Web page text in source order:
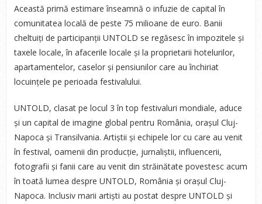
Această primă estimare înseamnă o infuzie de capital în
comunitatea locală de peste 75 milioane de euro. Banii
cheltuiți de participanții UNTOLD se regăsesc în impozitele și
taxele locale, în afacerile locale și la proprietarii hotelurilor,
apartamentelor, caselor și pensiunilor care au închiriat
locuințele pe perioada festivalului.
UNTOLD, clasat pe locul 3 în top festivaluri mondiale, aduce
și un capital de imagine global pentru România, orașul Cluj-
Napoca și Transilvania. Artiștii și echipele lor cu care au venit
în festival, oamenii din producție, jurnaliștii, influencerii,
fotografii și fanii care au venit din străinătate povestesc acum
în toată lumea despre UNTOLD, România și orașul Cluj-
Napoca. Inclusiv marii artiști au postat despre UNTOLD și